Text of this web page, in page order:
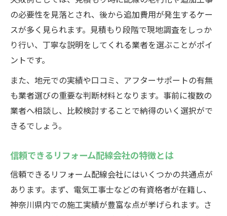
リフォーム配線で地域特性を活かす秘訣
神奈川県で失敗しない配線リフォーム手順
リフォーム配線相談で押さえるべき要点
足柄上郡で暮らしを守る配線リフォーム術
リフォーム配線で足柄上郡の住宅を快適に
安心安全なリフォーム配線施工のポイント
地元でできる配線リフォームの具体策
足柄上郡のリフォーム配線相談事例紹介
平塚市の住宅配線で見落としがちな注意点
リフォーム配線工事で見逃せない確認事項
の必要性を見落とされ、後から追加費用が発生するケー
スが多く見られます。見積もり段階で現地調査をしっか
り行い、丁寧な説明をしてくれる業者を選ぶことがポイ
ントです。
また、地元での実績や口コミ、アフターサポートの有無
も業者選びの重要な判断材料となります。事前に複数の
業者へ相談し、比較検討することで納得のいく選択がで
きるでしょう。
信頼できるリフォーム配線会社の特徴とは
信頼できるリフォーム配線会社にはいくつかの共通点が
あります。まず、電気工事士などの有資格者が在籍し、
神奈川県内での施工実績が豊富な点が挙げられます。さ